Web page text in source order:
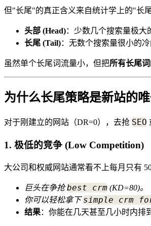
但"长尾"的真正含义来自统计学上的"长
头部 (Head)：少数几个搜索量极大
长尾 (Tail)：无数个搜索量很小的
虽然单个长尾词流量小，但把所有长尾
为什么长尾策略是新站的唯
对于刚建立的网站（DR=0），去抢 SEO
1. 极低的竞争 (Low Competition)
大公司和权威网站通常看不上每月只有
巨头在争抢best crm (KD=80)。
你可以轻松拿下simple crm
结果：你能在几天甚至几小时内排